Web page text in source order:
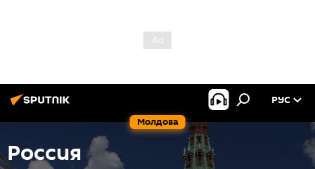
Молдова
РУС
Россия